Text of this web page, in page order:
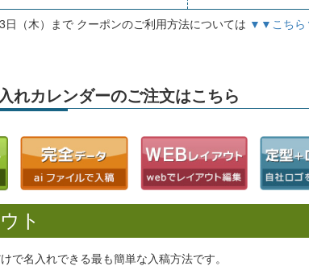
日（木）まで クーポンのご利用方法については ▼▼こち
れカレンダーのご注文はこちら
ト
で名入れできる最も簡単な入稿方法です。